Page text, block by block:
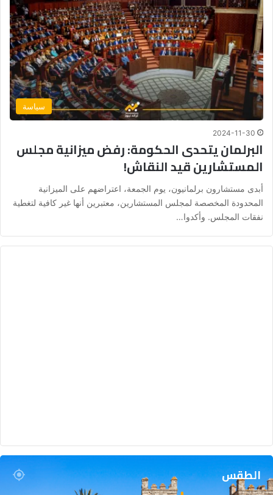
سياسة
2024-11-30
البرلمان يتحدى الحكومة: رفض ميزانية مجلس
المستشارين قيد النقاش!
أبدى مستشارون برلمانيون، يوم الجمعة، اعتراضهم على الميزانية
المحدودة المخصصة لمجلس المستشارين، معتبرين أنها غير كافية لتغطية
نفقات المجلس. وأكدوا…
الطقس